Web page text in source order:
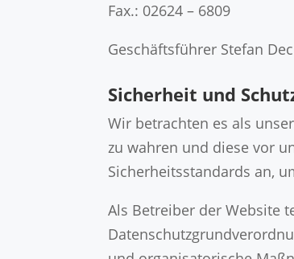
Fax.: 02624 – 6809
Geschäftsführer Stefan
Sicherheit und
Wir betrachten es als
zu wahren und diese vor
Sicherheitsstandards an,
Als Betreiber der Website